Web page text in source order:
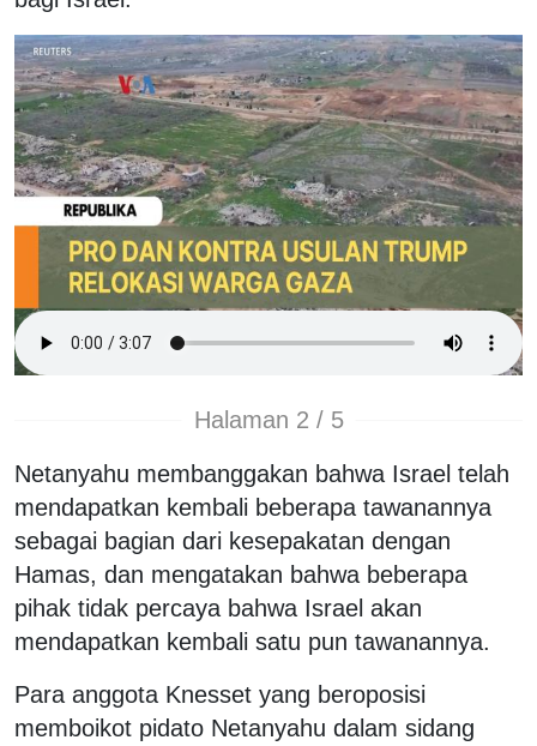
Halaman 2 / 5
Netanyahu membanggakan bahwa Israel telah
mendapatkan kembali beberapa tawanannya
sebagai bagian dari kesepakatan dengan
Hamas, dan mengatakan bahwa beberapa
pihak tidak percaya bahwa Israel akan
mendapatkan kembali satu pun tawanannya.
Para anggota Knesset yang beroposisi
memboikot pidato Netanyahu dalam sidang